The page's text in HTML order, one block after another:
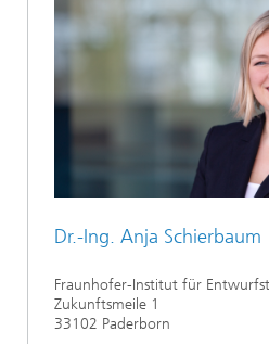
Dr.-Ing. Anja Schierbaum
Fraunhofer-Institut für
Zukunftsmeile 1
33102 Paderborn